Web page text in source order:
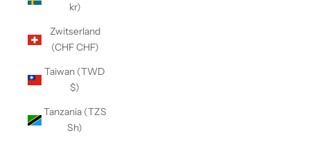
kr)
Zwitserland
(CHF CHF)
Taiwan (TWD
$)
Tanzania (TZS
Sh)